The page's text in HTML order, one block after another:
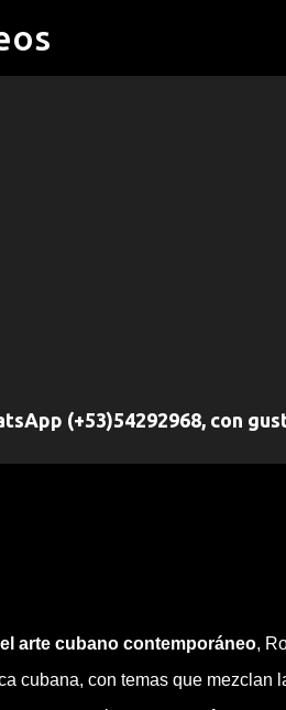
(+53)54292968, con
arte cubano contemporáneo,
cubana, con temas que mezclan